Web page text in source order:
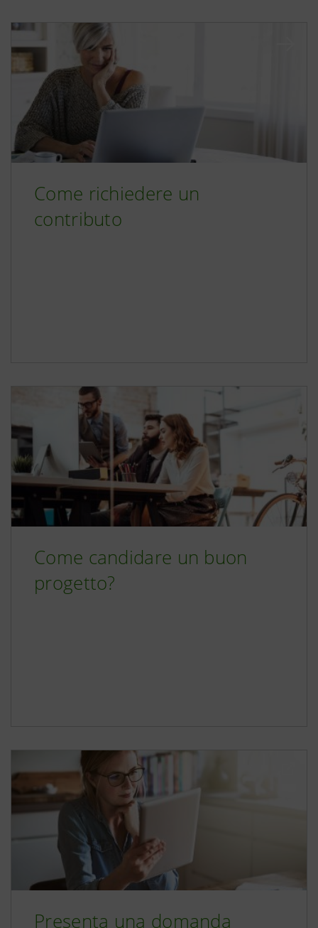
Come richiedere un
contributo
Come candidare un buon
progetto?
Presenta una domanda